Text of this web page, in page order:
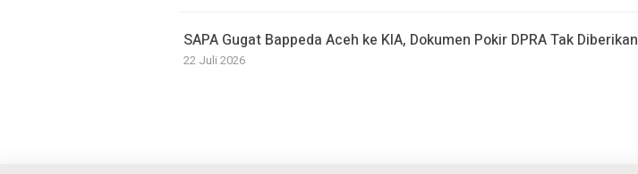
SAPA Gugat Bappeda Aceh ke KIA, Dokumen Pokir DPRA Tak Diberikan
22 Juli 2026